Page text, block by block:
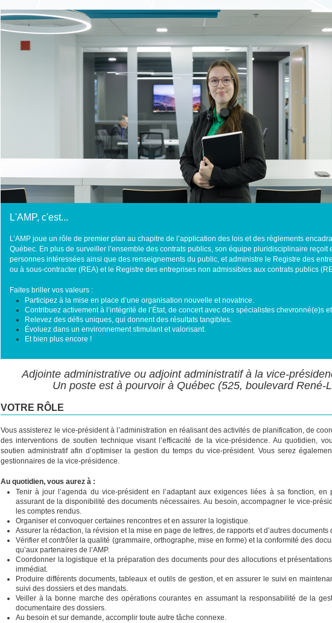
L'AMP, c'est...
L’AMP joue un rôle de premier plan au chapitre de l’application des lois et des règlements
Québec. En plus de surveiller l’ensemble des contrats publics, son équipe pluridisciplinaire reçoit
personnes intéressées ainsi que des renseignements du public, et administre le Registre des
ou à sous-contracter (REA) et le Registre des entreprises non admissibles aux contrats publics
Faites briller vos valeurs :
Participez à la mise en place d’une organisation nouvelle et novatrice.
Contribuez activement à l’intégrité de l’État, de concert avec des spécialistes chevronné(e)s
Relevez des défis uniques, qui donnent des résultats tangibles.
Évoluez dans un environnement stimulant et valorisant.
Et bien plus encore !
Adjointe administrative ou adjoint administratif à la vice-
Un poste est à pourvoir à Québec (525, boulevard René-
VOTRE RÔLE
Vous assisterez le vice-président à l’administration en réalisant des activités de planification, de
des interventions de soutien technique visant l’efficacité de la vice-présidence. Au quotidien,
soutien administratif afin d’optimiser la gestion du temps du vice-président. Vous serez
gestionnaires de la vice-présidence.
Au quotidien, vous aurez à :
Tenir à jour l’agenda du vice-président en l’adaptant aux exigences liées à sa fonction,
assurant de la disponibilité des documents nécessaires. Au besoin, accompagner le vice-
les comptes rendus.
Organiser et convoquer certaines rencontres et en assurer la logistique.
Assurer la rédaction, la révision et la mise en page de lettres, de rapports et d’autres documents
Vérifier et contrôler la qualité (grammaire, orthographe, mise en forme) et la conformité des
qu’aux partenaires de l’AMP.
Coordonner la logistique et la préparation des documents pour des allocutions et
immédiat.
Produire différents documents, tableaux et outils de gestion, et en assurer le suivi en
suivi des dossiers et des mandats.
Veiller à la bonne marche des opérations courantes en assumant la responsabilité de la
documentaire des dossiers.
Au besoin et sur demande, accomplir toute autre tâche connexe.